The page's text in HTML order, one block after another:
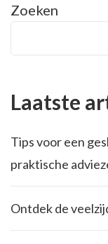
Zoeken
Laatste
Tips voor een
praktische
Ontdek de